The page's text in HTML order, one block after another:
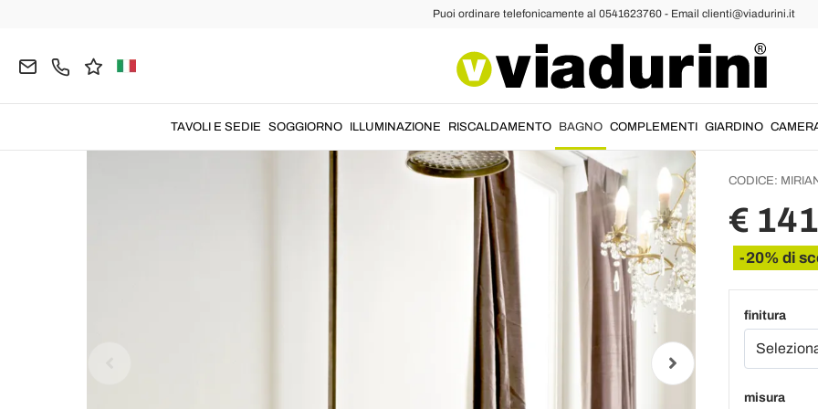
Puoi ordinare telefonicamente al 0541623760 - Email clienti@viadurini.it
TAVOLI E SEDIE SOGGIORNO ILLUMINAZIONE RISCALDAMENTO BAGNO COMPLEMENTI GIARDINO
CODICE:
€
-20% di
finitura
misura